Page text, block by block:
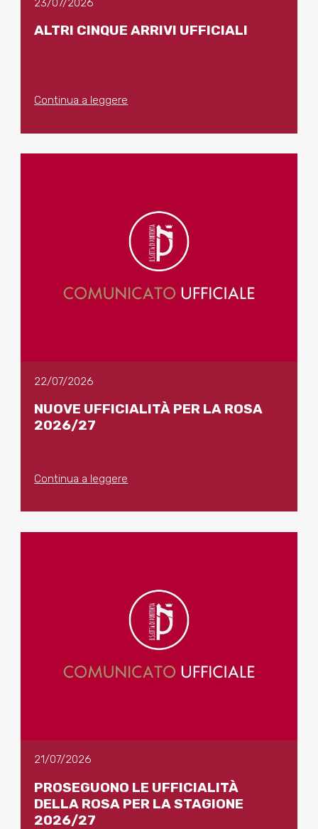
23/07/2026
ALTRI CINQUE ARRIVI UFFICIALI
Continua a leggere
22/07/2026
NUOVE UFFICIALITÀ PER LA ROSA
2026/27
Continua a leggere
21/07/2026
PROSEGUONO LE UFFICIALITÀ
DELLA ROSA PER LA STAGIONE
2026/27